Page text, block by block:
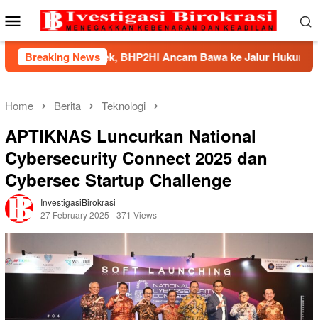
to
Mobile
Menu
Breaking News
BHP2HI Ancam Bawa ke Jalur Hukum Kemnaker
Home Berita Teknologi
APTIKNAS Luncurkan National
Cybersecurity Connect 2025 dan
Cybersec Startup Challenge
InvestigasiBirokrasi
27 February 2025
371 Views